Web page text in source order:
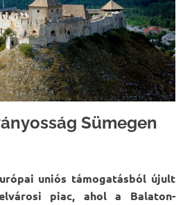
Sümegen
uniós támogatásból újult
piac, ahol a Balaton-